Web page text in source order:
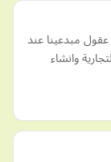
مبدعينا عند
وانشاء